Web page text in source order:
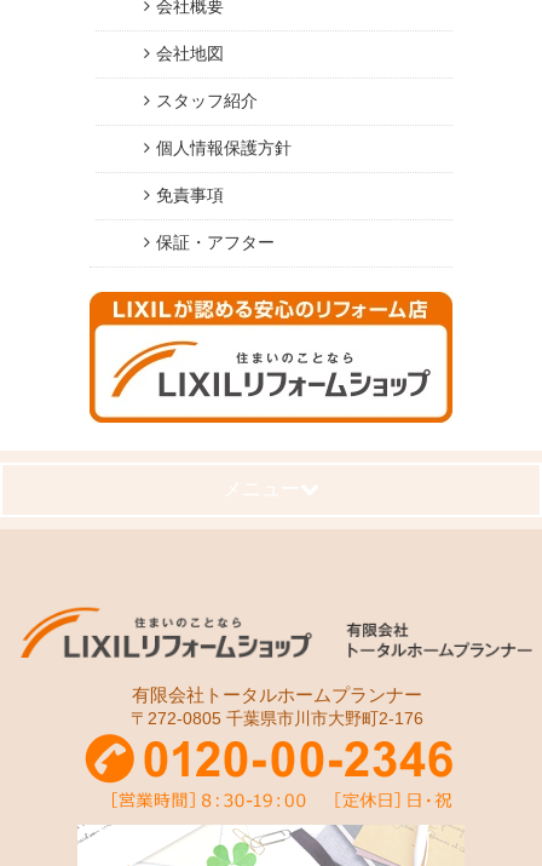
会社概要
会社地図
スタッフ紹介
個人情報保護方針
免責事項
保証・アフター
メニュー
有限会社トータルホームプランナー
〒272-0805 千葉県市川市大野町2-176